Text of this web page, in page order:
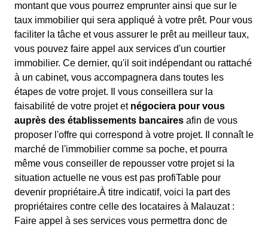
montant que vous pourrez emprunter ainsi que sur le
taux immobilier qui sera appliqué à votre prêt. Pour vous
faciliter la tâche et vous assurer le prêt au meilleur taux,
vous pouvez faire appel aux services d'un courtier
immobilier. Ce dernier, qu'il soit indépendant ou rattaché
à un cabinet, vous accompagnera dans toutes les
étapes de votre projet. Il vous conseillera sur la
faisabilité de votre projet et négociera pour vous
auprès des établissements bancaires afin de vous
proposer l'offre qui correspond à votre projet. Il connaît le
marché de l'immobilier comme sa poche, et pourra
même vous conseiller de repousser votre projet si la
situation actuelle ne vous est pas profiTable pour
devenir propriétaire.À titre indicatif, voici la part des
propriétaires contre celle des locataires à Malauzat :
Faire appel à ses services vous permettra donc de